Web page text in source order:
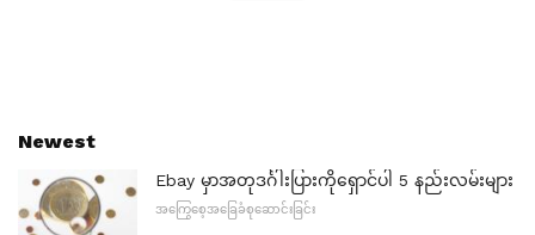
Newest
Ebay မှာအတုဒင်္ဂါးပြားကိုရှောင်ပါ 5 နည်းလမ်းများ
အကြွေစေ့အခြေခံစုဆောင်းခြင်း